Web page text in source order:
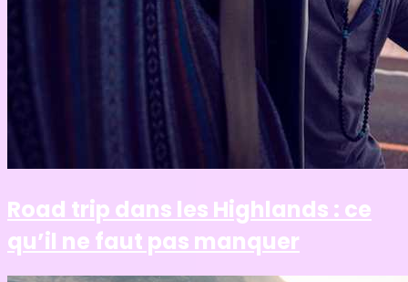
Road trip dans les Highlands : ce
qu’il ne faut pas manquer